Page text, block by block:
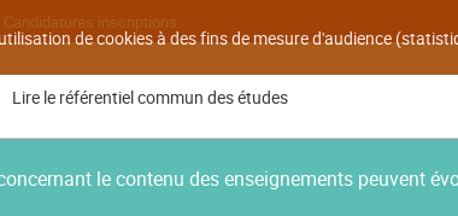
de cookies à des fins de mesure d'audience
Candidatures inscriptions
Lire le référentiel commun des études
le contenu des enseignements peuvent